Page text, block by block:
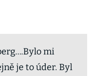
mi
je to úder. Byl